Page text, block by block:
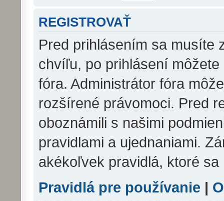
REGISTROVAŤ
Pred prihlásením sa musíte
chvíľu, po prihlásení
fóra. Administrátor fóra
rozšírené právomoci. Pred
oboznámili s našimi
pravidlami a ujednaniami.
akékoľvek pravidlá, ktoré sa
Pravidlá pre používanie |